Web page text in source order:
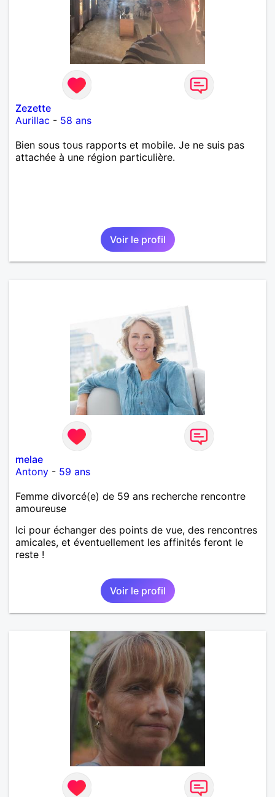
Zezette
Aurillac - 58 ans
Bien sous tous rapports et mobile. Je ne suis pas
attachée à une région particulière.
Voir le profil
melae
Antony - 59 ans
Femme divorcé(e) de 59 ans recherche rencontre
amoureuse
Ici pour échanger des points de vue, des rencontres
amicales, et éventuellement les affinités feront le
reste !
Voir le profil